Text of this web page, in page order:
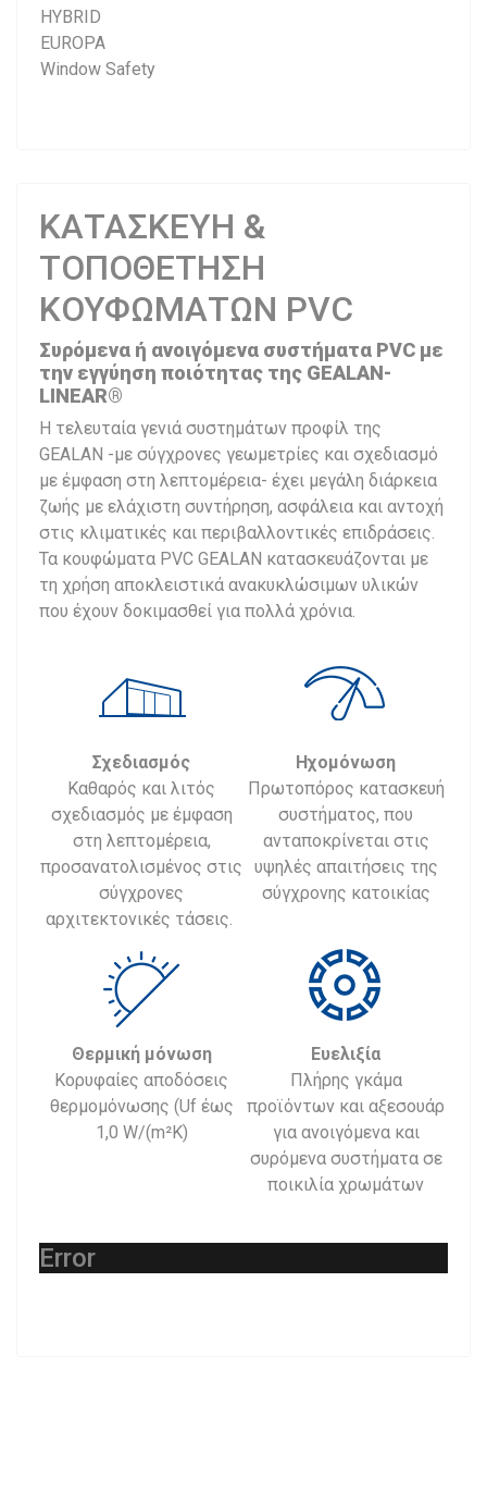
HYBRID
EUROPA
Window Safety
ΚΑΤΑΣΚΕΥΗ &
ΤΟΠΟΘΕΤΗΣΗ
ΚΟΥΦΩΜΑΤΩΝ PVC
Συρόμενα ή ανοιγόμενα συστήματα PVC με
την εγγύηση ποιότητας της GEALAN-
LINEAR®
Η τελευταία γενιά συστημάτων προφίλ της
GEALAN -με σύγχρονες γεωμετρίες και σχεδιασμό
με έμφαση στη λεπτομέρεια- έχει μεγάλη διάρκεια
ζωής με ελάχιστη συντήρηση, ασφάλεια και αντοχή
στις κλιματικές και περιβαλλοντικές επιδράσεις.
Τα κουφώματα PVC GEALAN κατασκευάζονται με
τη χρήση αποκλειστικά ανακυκλώσιμων υλικών
που έχουν δοκιμασθεί για πολλά χρόνια.
Σχεδιασμός
Καθαρός και λιτός
σχεδιασμός με έμφαση
στη λεπτομέρεια,
προσανατολισμένος στις
σύγχρονες
αρχιτεκτονικές τάσεις.
Ηχομόνωση
Πρωτοπόρος κατασκευή
συστήματος, που
ανταποκρίνεται στις
υψηλές απαιτήσεις της
σύγχρονης κατοικίας
Θερμική μόνωση
Κορυφαίες αποδόσεις
θερμομόνωσης (Uf έως
1,0 W/(m²K)
Ευελιξία
Πλήρης γκάμα
προϊόντων και αξεσουάρ
για ανοιγόμενα και
συρόμενα συστήματα σε
ποικιλία χρωμάτων
Error